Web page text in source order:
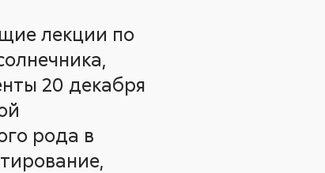
лекции по
20 декабря
рода в